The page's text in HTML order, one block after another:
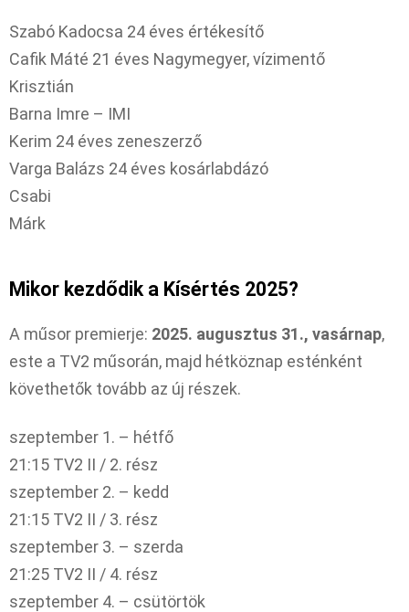
Szabó Kadocsa 24 éves értékesítő
Cafik Máté 21 éves Nagymegyer, vízimentő
Krisztián
Barna Imre – IMI
Kerim 24 éves zeneszerző
Varga Balázs 24 éves kosárlabdázó
Csabi
Márk
Mikor kezdődik a Kísértés 2025?
A műsor premierje: 2025. augusztus 31., vasárnap,
este a TV2 műsorán, majd hétköznap esténként
követhetők tovább az új részek.
szeptember 1. – hétfő
21:15 TV2 II / 2. rész
szeptember 2. – kedd
21:15 TV2 II / 3. rész
szeptember 3. – szerda
21:25 TV2 II / 4. rész
szeptember 4. – csütörtök